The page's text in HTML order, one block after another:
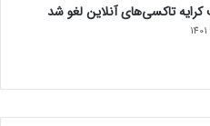
تاکسی‌های آنلاین لغو شد